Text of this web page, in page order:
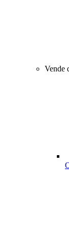
Vende